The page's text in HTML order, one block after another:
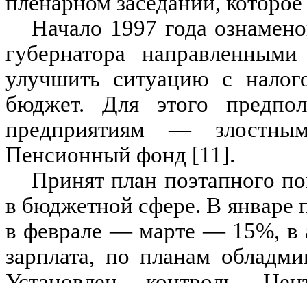
Начало 1997 года
губернатора
улучшить ситуацию с
бюджет. Для этого
предприятиям —
Пенсионный фонд [11].
Принят план поэтапного
в бюджетной сфере. В январе
в феврале — марте — 15%,
зарплата, по планам